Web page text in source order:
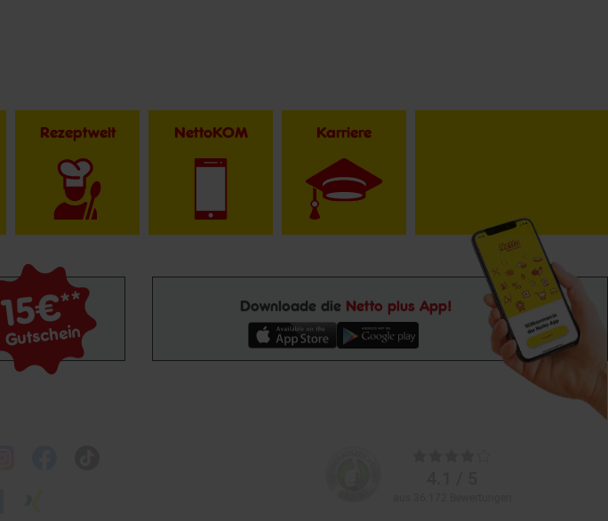
Rezeptwelt NettoKOM Karriere
15€**
Gutschein
Downloade die Netto plus App!